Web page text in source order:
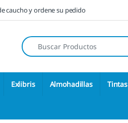
caucho y ordene su pedido
Búsqueda de:
Exlibris Almohadillas Tintas